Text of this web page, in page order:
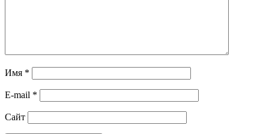
Имя *
E-mail *
Сайт